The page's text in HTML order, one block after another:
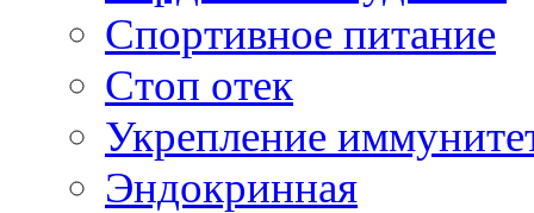
Спортивное питание
Стоп отек
Укрепление
Эндокринная